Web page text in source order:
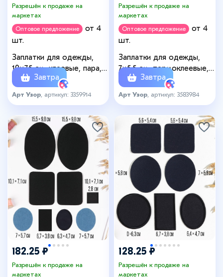
Разрешён к продаже на
маркетах
Оптовое предложение
от 4
шт.
Заплатки для одежды,
10×7.5 см, клеевые, пара,
цвет чёрный
Завтра
Арт Узор , артикул: 3359914
Разрешён к продаже на
маркетах
Оптовое предложение
от 4
шт.
Заплатки для одежды,
7×5.5 см, термоклеевые,
пара, цвет чёрный
Завтра
Арт Узор , артикул: 3583984
182.25 ₽
Разрешён к продаже на
маркетах
128.25 ₽
Разрешён к продаже на
маркетах